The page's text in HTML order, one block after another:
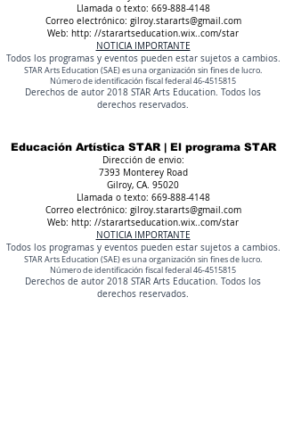
Educación Artística STAR | El programa STAR
Dirección de envio:
7393 Monterey Road
Gilroy, CA. 95020
Llamada o texto: 669-888-4148
Correo electrónico: gilroy.stararts@gmail.com
Web: http: //starartseducation.wix..com/star
NOTICIA IMPORTANTE
Todos los programas y eventos pueden estar sujetos a cambios.
STAR Arts Education (SAE) es una organización sin fines de lucro.
Número de identificación fiscal federal46-4515815
Derechos de autor 2018 STAR Arts Education. Todos los
derechos reservados.
Llamada o texto: 669-888-4148
Correo electrónico: gilroy.stararts@gmail.com
Web: http: //starartseducation.wix..com/star
NOTICIA IMPORTANTE
Todos los programas y eventos pueden estar sujetos a cambios.
STAR Arts Education (SAE) es una organización sin fines de lucro.
Número de identificación fiscal federal46-4515815
Derechos de autor 2018 STAR Arts Education. Todos los
derechos reservados.